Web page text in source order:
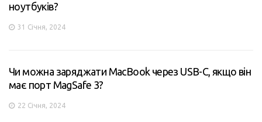
ноутбуків?
31 Січня, 2024
Чи можна заряджати MacBook через USB-C, якщо він
має порт MagSafe 3?
22 Січня, 2024